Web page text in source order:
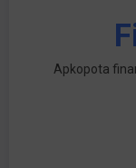
Apkopota